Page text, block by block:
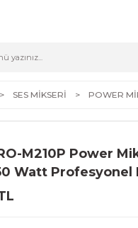
SES MİKSERİ POWER
M210P Power
Watt Profesyonel